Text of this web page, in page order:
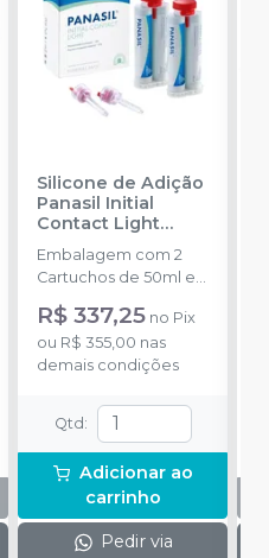
Silicone de Adição
Panasil Initial
Contact Light
Normal Pack
ULTRADENT
Embalagem com 2
Cartuchos de 50ml e
R$ 337,25 no Pix
ou R$ 355,00 nas
demais condições
Qtd :
Adicionar ao
carrinho
Pedir via